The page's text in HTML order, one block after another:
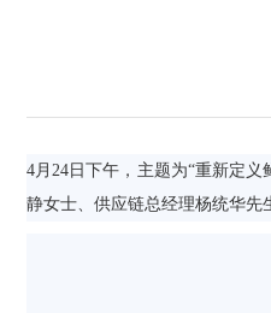
4月24日下午，主题为“重新定
静女士、供应链总经理杨统华先